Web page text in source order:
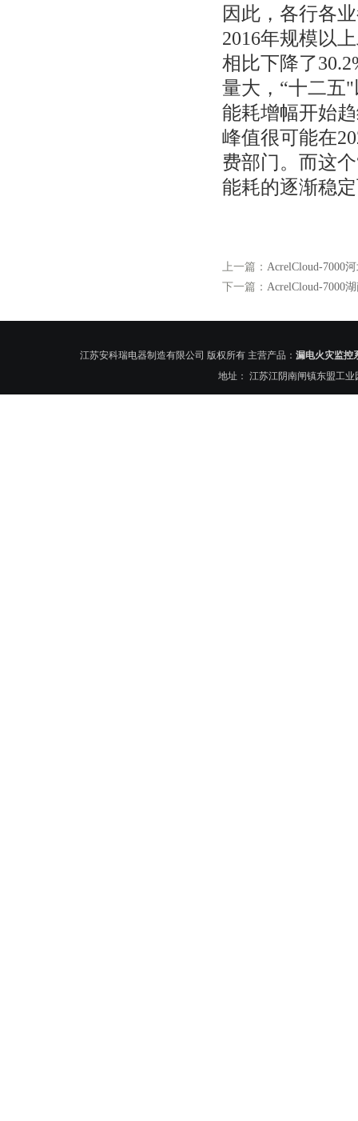
因此，各行各
2016年规模以
相比下降了
量大，“十二五
能耗增幅开始
峰值很可能在
费部门。而这
能耗的逐渐稳
上一篇： AcrelCloud-7000
下一篇： AcrelCloud-7000
江苏安科瑞电器制造有限公司 版权所有 主营产品： 漏电火灾监控
地址： 江苏江阴南闸镇东盟工业